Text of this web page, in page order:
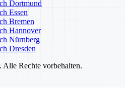
Dortmund
Essen
Bremen
Hannover
Nürnberg
Dresden
Rechte vorbehalten.